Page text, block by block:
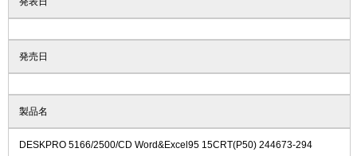
発売日
製品名
DESKPRO 5166/2500/CD Word&Excel95 15CRT(P50) 244673-294